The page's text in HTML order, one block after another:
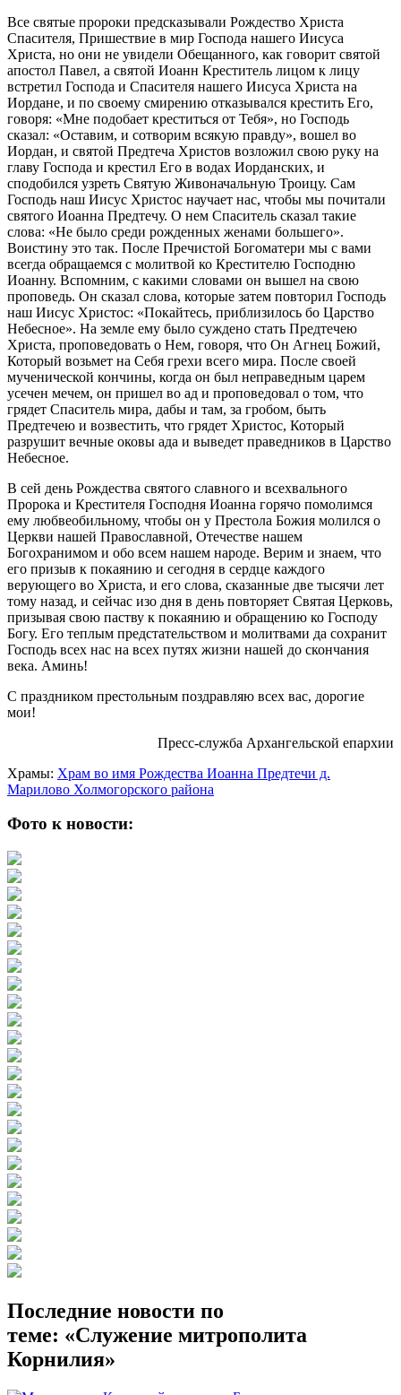
Все святые пророки предсказывали Рождество Христа
Спасителя, Пришествие в мир Господа нашего Иисуса
Христа, но они не увидели Обещанного, как говорит святой
апостол Павел, а святой Иоанн Креститель лицом к лицу
встретил Господа и Спасителя нашего Иисуса Христа на
Иордане, и по своему смирению отказывался крестить Его,
говоря: «Мне подобает креститься от Тебя», но Господь
сказал: «Оставим, и сотворим всякую правду», вошел во
Иордан, и святой Предтеча Христов возложил свою руку на
главу Господа и крестил Его в водах Иорданских, и
сподобился узреть Святую Живоначальную Троицу. Сам
Господь наш Иисус Христос научает нас, чтобы мы почитали
святого Иоанна Предтечу. О нем Спаситель сказал такие
слова: «Не было среди рожденных женами большего».
Воистину это так. После Пречистой Богоматери мы с вами
всегда обращаемся с молитвой ко Крестителю Господню
Иоанну. Вспомним, с какими словами он вышел на свою
проповедь. Он сказал слова, которые затем повторил Господь
наш Иисус Христос: «Покайтесь, приблизилось бо Царство
Небесное». На земле ему было суждено стать Предтечею
Христа, проповедовать о Нем, говоря, что Он Агнец Божий,
Который возьмет на Себя грехи всего мира. После своей
мученической кончины, когда он был неправедным царем
усечен мечем, он пришел во ад и проповедовал о том, что
грядет Спаситель мира, дабы и там, за гробом, быть
Предтечею и возвестить, что грядет Христос, Который
разрушит вечные оковы ада и выведет праведников в Царство
Небесное.
В сей день Рождества святого славного и всехвального
Пророка и Крестителя Господня Иоанна горячо помолимся
ему любвеобильному, чтобы он у Престола Божия молился о
Церкви нашей Православной, Отечестве нашем
Богохранимом и обо всем нашем народе. Верим и знаем, что
его призыв к покаянию и сегодня в сердце каждого
верующего во Христа, и его слова, сказанные две тысячи лет
тому назад, и сейчас изо дня в день повторяет Святая Церковь,
призывая свою паству к покаянию и обращению ко Господу
Богу. Его теплым предстательством и молитвами да сохранит
Господь всех нас на всех путях жизни нашей до скончания
века. Аминь!
С праздником престольным поздравляю всех вас, дорогие
мои!
Пресс-служба Архангельской епархии
Храмы: Храм во имя Рождества Иоанна Предтечи д.
Марилово Холмогорского района
Фото к новости:
Последние новости по
теме: «Служение митрополита
Корнилия»